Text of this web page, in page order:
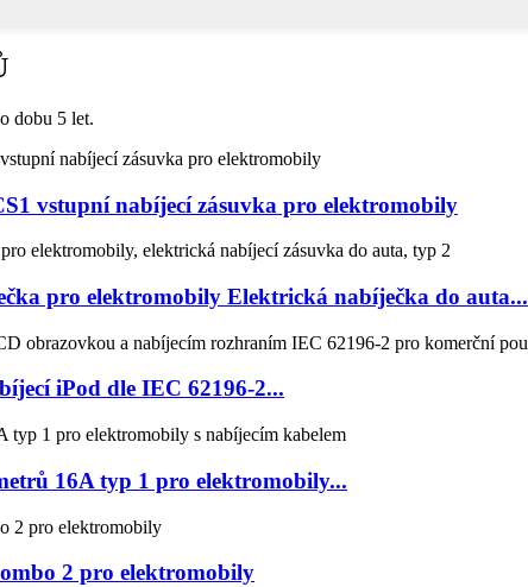
dobu 5 let.
vstupní nabíjecí zásuvka pro elektromobily
pro elektromobily Elektrická nabíječka do auta...
iPod dle IEC 62196-2...
16A typ 1 pro elektromobily...
2 pro elektromobily